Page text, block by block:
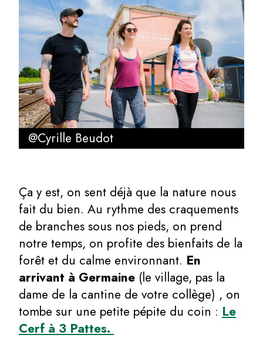
@Cyrille Beudot
Ça y est, on sent déjà que la nature nous
fait du bien. Au rythme des craquements
de branches sous nos pieds, on prend
notre temps, on profite des bienfaits de la
forêt et du calme environnant. En
arrivant à Germaine (le village, pas la
dame de la cantine de votre collège) , on
tombe sur une petite pépite du coin : Le
Cerf à 3 Pattes.